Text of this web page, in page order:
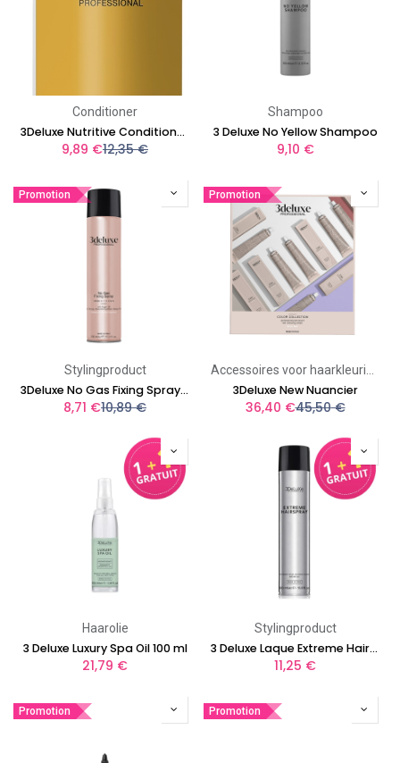
Conditioner
3Deluxe Nutritive Conditioner 1000ml
9,89 €12,35€
Shampoo
3 Deluxe No Yellow Shampoo
9,10 €
Promotion
Stylingproduct
3Deluxe No Gas Fixing Spray 300ml
8,71 €10,89€
Promotion
3Deluxe New Nuancier
36,40 €45,50€
Haarolie
3 Deluxe Luxury Spa Oil 100 ml
21,79 €
Stylingproduct
3 Deluxe Laque Extreme Hair Spray 500 ml
11,25 €
Promotion Promotion